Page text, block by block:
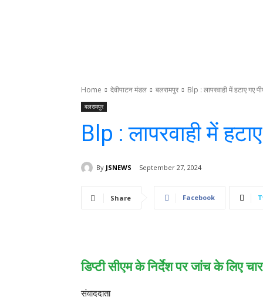
Home देवीपाटन मंडल बलरामपुर Blp : लापरवाही में हटाए गए
बलरामपुर
Blp : लापरवाही में
By JSNEWS September 27, 2024
Share Facebook
डिप्टी सीएम के निर्देश पर जांच के लिए
संवाददाता